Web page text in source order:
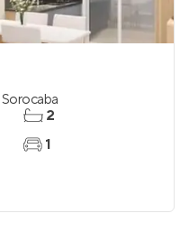
Sorocaba
2
1